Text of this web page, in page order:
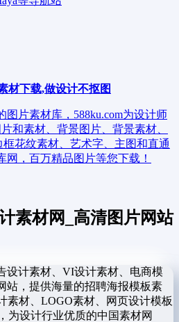
材下载,做设计不抠图
片素材库，588ku.com为设计师
和素材、背景图片、背景素材、
框花纹素材、艺术字、主图和直通
，百万精品图片等您下载！
素材网_高清图片网站
设计素材、VI设计素材、电商模
站，提供海量的招聘海报模板素
素材、LOGO素材、网页设计模板
为设计行业优质的中国素材网